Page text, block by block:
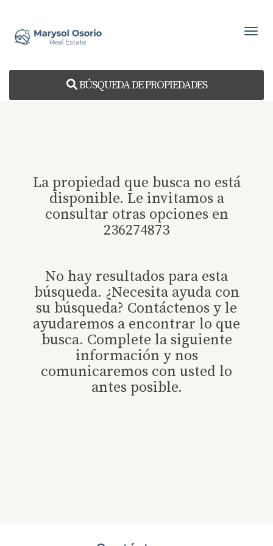
BÚSQUEDA DE PROPIEDADES
La propiedad que busca no está
disponible. Le invitamos a
consultar otras opciones en
236274873
No hay resultados para esta
búsqueda. ¿Necesita ayuda con
su búsqueda? Contáctenos y le
ayudaremos a encontrar lo que
busca. Complete la siguiente
información y nos
comunicaremos con usted lo
antes posible.